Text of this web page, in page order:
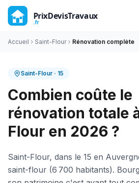
Accueil Saint-Flour Rénovation complète
Saint-Flour · 15
Combien coûte le
rénovation totale
Flour en 2026 ?
Saint-Flour, dans le 15 en
saint-flour (6 700 habitants).